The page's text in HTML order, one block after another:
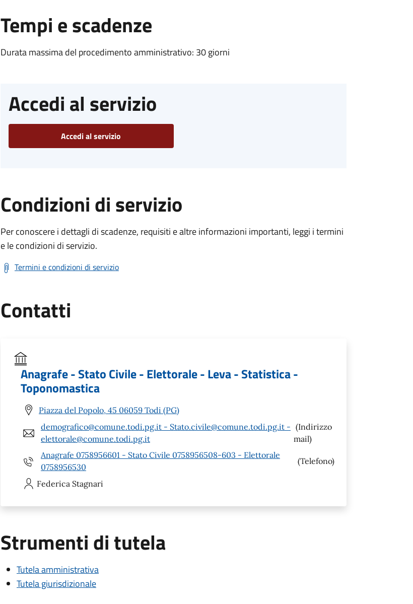
Tempi e scadenze
Durata massima del procedimento amministrativo: 30 giorni
Accedi al servizio
Accedi al servizio
Condizioni di servizio
Per conoscere i dettagli di scadenze, requisiti e altre informazioni importanti, leggi i termini
e le condizioni di servizio.
Termini e condizioni di servizio
Contatti
Anagrafe - Stato Civile - Elettorale - Leva - Statistica -
Toponomastica
Piazza del Popolo, 45 06059 Todi (PG)
demografico@comune.todi.pg.it - Stato.civile@comune.todi.pg.it -
elettorale@comune.todi.pg.it
(Indirizzo
mail)
Anagrafe 0758956601 - Stato Civile 0758956508-603 - Elettorale
0758956530
(Telefono)
Federica Stagnari
Strumenti di tutela
Tutela amministrativa
Tutela giurisdizionale